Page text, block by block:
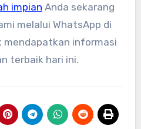
impian Anda sekarang
melalui WhatsApp di
mendapatkan informasi
terbaik hari ini.